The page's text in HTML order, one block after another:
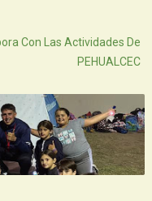
Con Las Actividades De
PEHUALCEC